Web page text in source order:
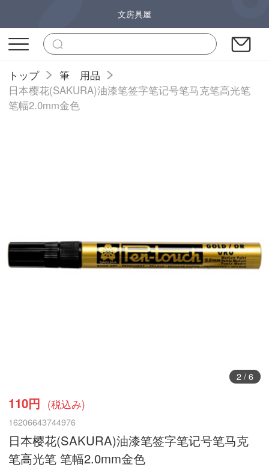
文房具屋
トップ
筆 用品
日本樱花(SAKURA)油漆笔签字笔记号笔马克笔高光笔
笔幅2.0mm金色
3/ 6
110円 (税込み)
16206643744976
日本樱花(SAKURA)油漆笔签字笔记号笔马克
笔高光笔 笔幅2.0mm金色